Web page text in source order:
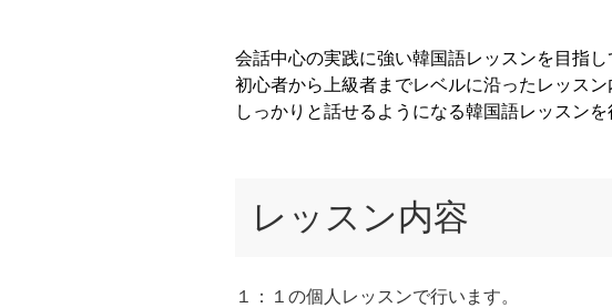
会話中心の実践に強い韓国語レッスンを目指し
初心者から上級者までレベルに沿ったレッスン
しっかりと話せるようになる韓国語レッスンを
レッスン内容
１：１の個人レッスンで行います。